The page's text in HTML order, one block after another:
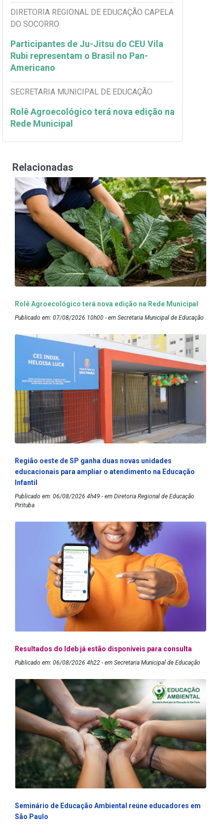
DIRETORIA REGIONAL DE EDUCAÇÃO CAPELA
DO SOCORRO
Participantes de Ju-Jitsu do CEU Vila
Rubi representam o Brasil no Pan-
Americano
SECRETARIA MUNICIPAL DE EDUCAÇÃO
Rolê Agroecológico terá nova edição na
Rede Municipal
Relacionadas
Rolê Agroecológico terá nova edição na Rede Municipal
Publicado em: 07/08/2026 10h00 - em Secretaria Municipal de Educação
Região oeste de SP ganha duas novas unidades
educacionais para ampliar o atendimento na Educação
Infantil
Publicado em: 06/08/2026 4h49 - em Diretoria Regional de Educação
Pirituba
Resultados do Ideb já estão disponíveis para consulta
Publicado em: 06/08/2026 4h22 - em Secretaria Municipal de Educação
Seminário de Educação Ambiental reúne educadores em
São Paulo